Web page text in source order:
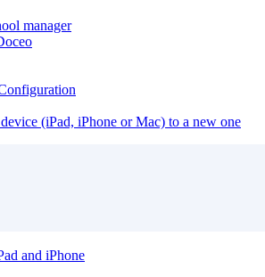
manager
(iPad, iPhone or Mac) to a new one